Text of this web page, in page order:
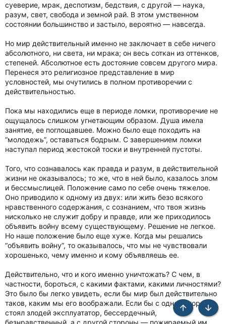
суеверие, мрак, деспотизм, бедствия, с другой — наука,
разум, свет, свобода и земной рай. В этом умственном
состоянии большинство и застыло, вероятно — навсегда.
Но мир действительный именно не заключает в себе ничего
абсолютного, ни света, ни мрака; он весь соткан из оттенков,
степеней. Абсолютное есть достояние совсем другого мира.
Перенеся это религиозное представление в мир
условностей, мы очутились в полном противоречии с
действительностью.
Пока мы находились еще в периоде ломки, противоречие не
ощущалось слишком угнетающим образом. Душа имела
занятие, ее поглощавшее. Можно было еще походить на
“молодежь”, оставаться бодрым. С завершением ломки
наступал период жестокой тоски и внутренней пустоты.
Того, что сознавалось как правда и разум, в действительной
жизни не оказывалось; то же, что в ней было, казалось злом
и бессмыслицей. Положение само по себе очень тяжелое.
Оно приводило к одному из двух: или жить безо всякого
нравственного содержания, с сознанием, что твоя жизнь
нисколько не служит добру и правде, или же приходилось
объявить войну всему существующему. Решение не легкое.
Но наше положение было еще хуже. Когда мы решались
“объявить войну”, то оказывалось, что мы не чувствовали
хорошенько, чему именно и кому объявляешь ее.
Действительно, что и кого именно уничтожать? С чем, в
частности, бороться, с какими фактами, какими личностями?
Это было бы легко увидеть, если бы мир был действительно
таков, каким мы его воображали. Если бы с одной стороны
стоял злодей эксплуататор, бессердечный,
безнравственный, а с другой стороны — пожираемый им
Сверху Снизу